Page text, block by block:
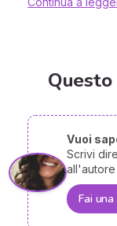
Vuoi
Scrivi
all'autore
Fai